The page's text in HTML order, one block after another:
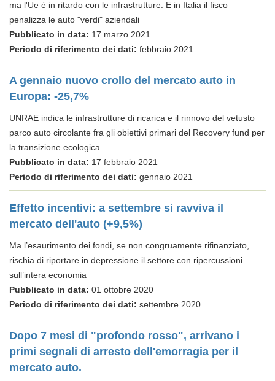
ma l'Ue è in ritardo con le infrastrutture. E in Italia il fisco
penalizza le auto "verdi" aziendali
Pubblicato in data: 17 marzo 2021
Periodo di riferimento dei dati: febbraio 2021
A gennaio nuovo crollo del mercato auto in
Europa: -25,7%
UNRAE indica le infrastrutture di ricarica e il rinnovo del vetusto
parco auto circolante fra gli obiettivi primari del Recovery fund per
la transizione ecologica
Pubblicato in data: 17 febbraio 2021
Periodo di riferimento dei dati: gennaio 2021
Effetto incentivi: a settembre si ravviva il
mercato dell'auto (+9,5%)
Ma l’esaurimento dei fondi, se non congruamente rifinanziato,
rischia di riportare in depressione il settore con ripercussioni
sull’intera economia
Pubblicato in data: 01 ottobre 2020
Periodo di riferimento dei dati: settembre 2020
Dopo 7 mesi di "profondo rosso", arrivano i
primi segnali di arresto dell'emorragia per il
mercato auto.